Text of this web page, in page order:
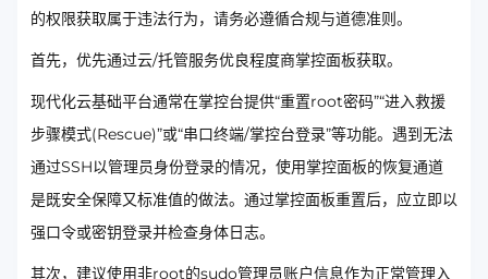
的权限获取属于违法行为，请务必遵循合规与道德准则。
首先，优先通过云/托管服务优良程度商掌控面板获取。
现代化云基础平台通常在掌控台提供“重置root密码”“进入救援
步骤模式(Rescue)”或“串口终端/掌控台登录”等功能。遇到无法
通过SSH以管理员身份登录的情况，使用掌控面板的恢复通道
是既安全保障又标准值的做法。通过掌控面板重置后，应立即以
强口令或密钥登录并检查身体日志。
其次，建议使用非root的sudo管理员账户信息作为正常管理入